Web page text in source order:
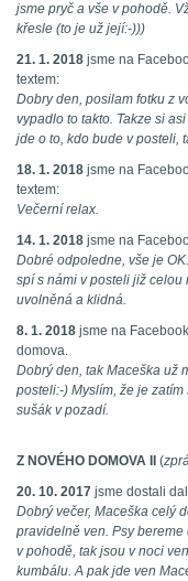
jsme pryč a vše v pohodě.
křesle (to je už její:-)))
21. 1. 2018 jsme na
textem:
Dobry den, posilam fotku z
vypadlo to takto. Takze si
jde o to, kdo bude v posteli,
18. 1. 2018 jsme na
textem:
Večerní relax.
14. 1. 2018 jsme na
Dobré odpoledne, vše je
spí s námi v posteli již celou
uvolněná a klidná.
8. 1. 2018 jsme na
domova.
Dobrý den, tak Maceška už
posteli:-) Myslím, že je
sušák v pozadí.
Z NOVÉHO DOMOVA II (
20. 10. 2017 jsme dostali
Dobrý večer, Maceška celý
pravidelně ven. Psy
v pohodě, tak jsou v noci
kumbálu. A pak jde ven